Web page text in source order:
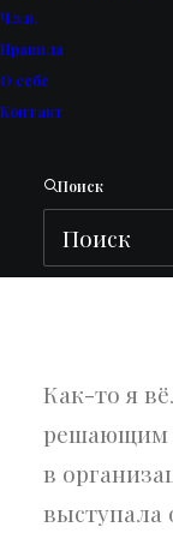
Ч.з.в.
Правила
О себе
Контакт
Поиск
Как-то я
решающим
в
выступала